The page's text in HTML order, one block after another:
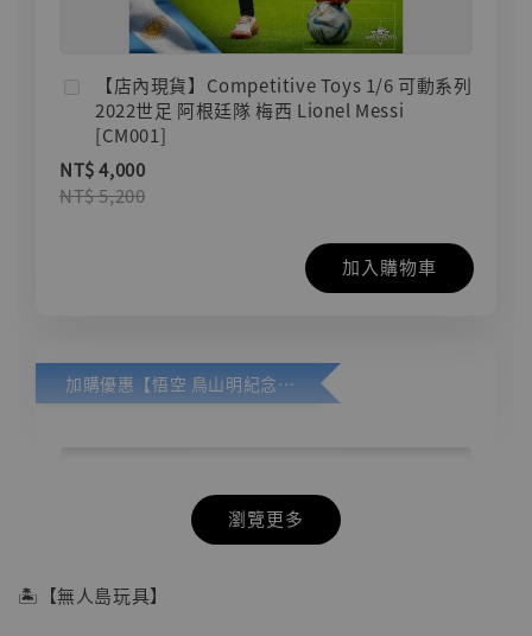
【店內現貨】Competitive Toys 1/6 可動系列
2022世足 阿根廷隊 梅西 Lionel Messi
[CM001]
NT$ 4,000
NT$ 5,200
加入購物車
加購優惠【悟空 鳥山明紀念款 [奇蹟工作室]】
瀏覽更多
🏝【無人島玩具】